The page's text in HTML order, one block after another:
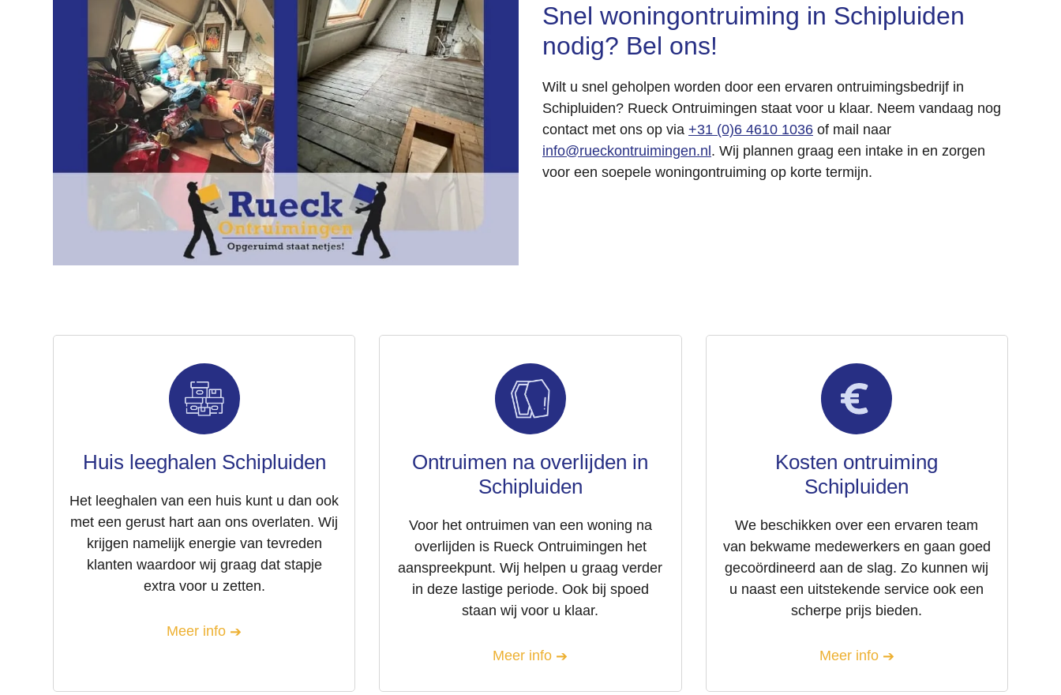
Snel woningontruiming in Schipluiden
nodig? Bel ons!
Wilt u snel geholpen worden door een ervaren ontruimingsbedrijf in
Schipluiden? Rueck Ontruimingen staat voor u klaar. Neem vandaag nog
contact met ons op via +31 (0)6 4610 1036 of mail naar
info@rueckontruimingen.nl. Wij plannen graag een intake in en zorgen
voor een soepele woningontruiming op korte termijn.
Huis leeghalen Schipluiden
Het leeghalen van een huis kunt u dan ook
met een gerust hart aan ons overlaten. Wij
krijgen namelijk energie van tevreden
klanten waardoor wij graag dat stapje
extra voor u zetten.
Meer info
Ontruimen na overlijden in
Schipluiden
Voor het ontruimen van een woning na
overlijden is Rueck Ontruimingen het
aanspreekpunt. Wij helpen u graag verder
in deze lastige periode. Ook bij spoed
staan wij voor u klaar.
Meer info
Kosten ontruiming
Schipluiden
We beschikken over een ervaren team
van bekwame medewerkers en gaan goed
gecoördineerd aan de slag. Zo kunnen wij
u naast een uitstekende service ook een
scherpe prijs bieden.
Meer info